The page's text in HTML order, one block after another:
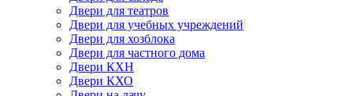
Двери для театров
Двери для учебных учреждений
Двери для хозблока
Двери для частного дома
Двери КХН
Двери КХО